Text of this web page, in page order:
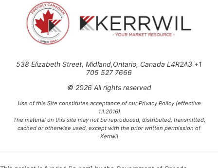
538 Elizabeth Street, Midland,Ontario, Canada L4R2A3 +1
705 527 7666
© 2026 All rights reserved
Use of this Site constitutes acceptance of our Privacy Policy (effective
1.1.2016)
The material on this site may not be reproduced, distributed, transmitted,
cached or otherwise used, except with the prior written permission of
Kerrwil